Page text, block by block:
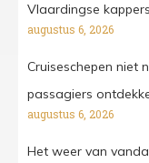
Vlaardingse
augustus 6, 2026
Cruiseschepen niet
passagiers
augustus 6, 2026
Het weer van